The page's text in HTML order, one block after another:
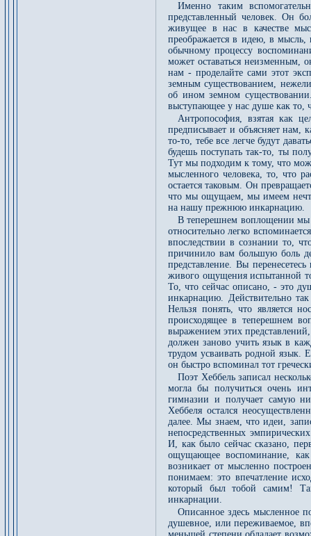
Именно таким
представленный человек. Он
живущее в нас в качестве
преображается в идею, в мысль,
обычному процессу
может оставаться неизменным,
нам - проделайте сами этот
земным существованием,
об ином земном
выступающее у нас душе как то,
Антропософия, взятая как
предписывает и объясняет нам,
то-то, тебе все легче будут
будешь поступать так-то, ты
Тут мы подходим к тому, что
мысленного человека, то, что
остается таковым. Он
что мы ощущаем, мы имеем
на нашу прежнюю инкарнацию.
В теперешнем воплощении мы
относительно легко
впоследствии в сознании то,
причинило вам большую боль
представление. Вы
живого ощущения испытанной
То, что сейчас описано, - это
инкарнацию. Действительно
Нельзя понять, что является
происходящее в теперешнем
выражением этих
должен заново учить язык в
трудом усваивать родной язык.
он быстро вспоминал тот
Поэт Хеббель записал
могла бы получиться очень
гимназии и получает самую
Хеббеля остался
далее. Мы знаем, что идеи,
непосредственных
И, как было сейчас сказано,
ощущающее воспоминание,
возникает от мысленно
понимаем: это впечатление
который был тобой самим!
инкарнации.
Описанное здесь мысленное
душевное, или переживаемое,